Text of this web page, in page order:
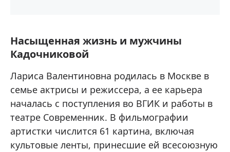
Насыщенная жизнь и мужчины
Кадочниковой
Лариса Валентиновна родилась в Москве в
семье актрисы и режиссера, а ее карьера
началась с поступления во ВГИК и работы в
театре Современник. В фильмографии
артистки числится 61 картина, включая
культовые ленты, принесшие ей всесоюзную